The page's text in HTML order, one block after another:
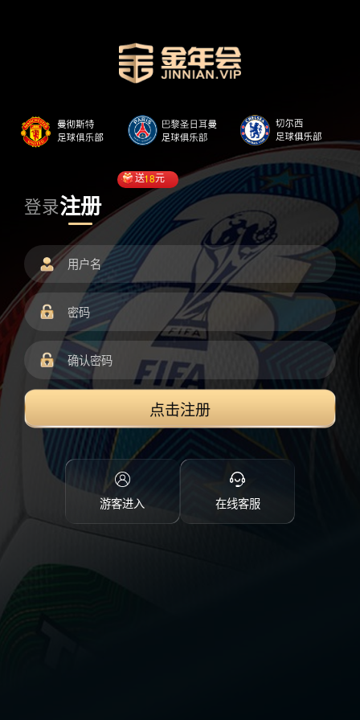
登录注册
送18元
点击注册
游客进入 在线客服